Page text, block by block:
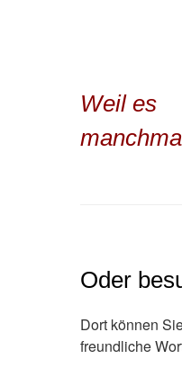
Weil es
Oder
Dort können
freundliche